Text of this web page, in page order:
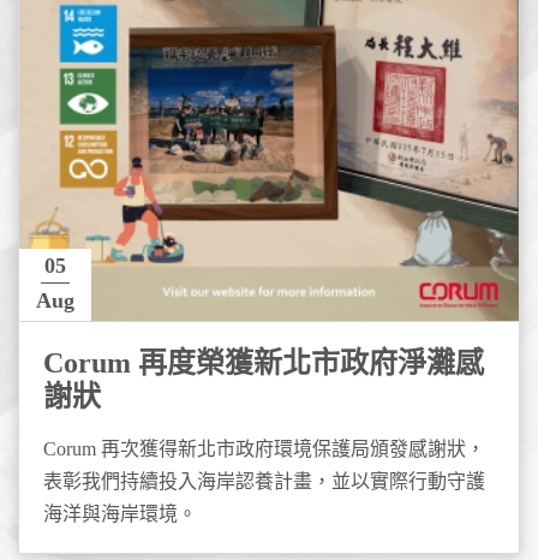
05
Aug
Corum 再度榮獲新北市政府淨灘感
謝狀
Corum 再次獲得新北市政府環境保護局頒發感謝狀，
表彰我們持續投入海岸認養計畫，並以實際行動守護
海洋與海岸環境。